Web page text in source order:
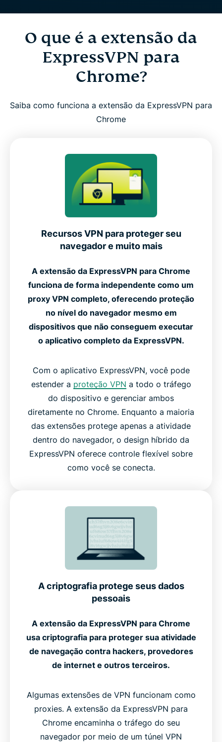
O que é a extensão da
ExpressVPN para
Chrome?
Saiba como funciona a extensão da ExpressVPN para
Chrome
Recursos VPN para proteger seu
navegador e muito mais
A extensão da ExpressVPN para Chrome
funciona de forma independente como um
proxy VPN completo, oferecendo proteção
no nível do navegador mesmo em
dispositivos que não conseguem executar
o aplicativo completo da ExpressVPN.
Com o aplicativo ExpressVPN, você pode
estender a proteção VPN a todo o tráfego
do dispositivo e gerenciar ambos
diretamente no Chrome. Enquanto a maioria
das extensões protege apenas a atividade
dentro do navegador, o design híbrido da
ExpressVPN oferece controle flexível sobre
como você se conecta.
A criptografia protege seus dados
pessoais
A extensão da ExpressVPN para Chrome
usa criptografia para proteger sua atividade
de navegação contra hackers, provedores
de internet e outros terceiros.
Algumas extensões de VPN funcionam como
proxies. A extensão da ExpressVPN para
Chrome encaminha o tráfego do seu
navegador por meio de um túnel VPN